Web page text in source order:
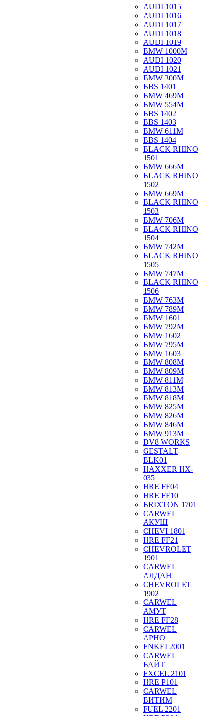
AUDI 1015
AUDI 1016
AUDI 1017
AUDI 1018
AUDI 1019
BMW 1000M
AUDI 1020
AUDI 1021
BMW 300M
BBS 1401
BMW 469M
BMW 554M
BBS 1402
BBS 1403
BMW 611M
BBS 1404
BLACK RHINO
1501
BMW 666M
BLACK RHINO
1502
BMW 669M
BLACK RHINO
1503
BMW 706M
BLACK RHINO
1504
BMW 742M
BLACK RHINO
1505
BMW 747M
BLACK RHINO
1506
BMW 763M
BMW 789M
BMW 1601
BMW 792M
BMW 1602
BMW 795M
BMW 1603
BMW 808M
BMW 809M
BMW 811M
BMW 813M
BMW 818M
BMW 825M
BMW 826M
BMW 846M
BMW 913M
DV8 WORKS
GESTALT
BLK01
HAXXER HX-
035
HRE FF04
HRE FF10
BRIXTON 1701
CARWEL
АКУШ
CHEVI 1801
HRE FF21
CHEVROLET
1901
CARWEL
АЛДАН
CHEVROLET
1902
CARWEL
АМУТ
HRE FF28
CARWEL
АРНО
ENKEI 2001
CARWEL
ВАЙТ
EXCEL 2101
HRE P101
CARWEL
ВИТИМ
FUEL 2201